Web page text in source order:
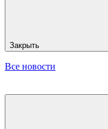
Закрыть
Все новости